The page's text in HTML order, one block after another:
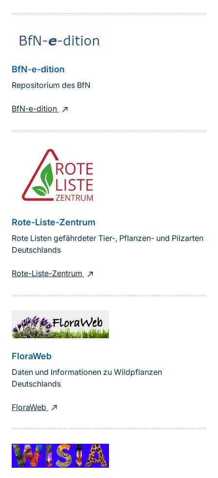
BfN-e-dition
Repositorium des BfN
BfN-e-dition
Rote-Liste-Zentrum
Rote Listen gefährdeter Tier-, Pflanzen- und Pilzarten
Deutschlands
Rote-Liste-Zentrum
FloraWeb
Daten und Informationen zu Wildpflanzen
Deutschlands
FloraWeb